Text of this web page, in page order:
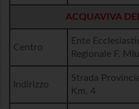
ACQUAVIVA
Centro
Ente
Regionale F.
Indirizzo
Strada
Km. 4